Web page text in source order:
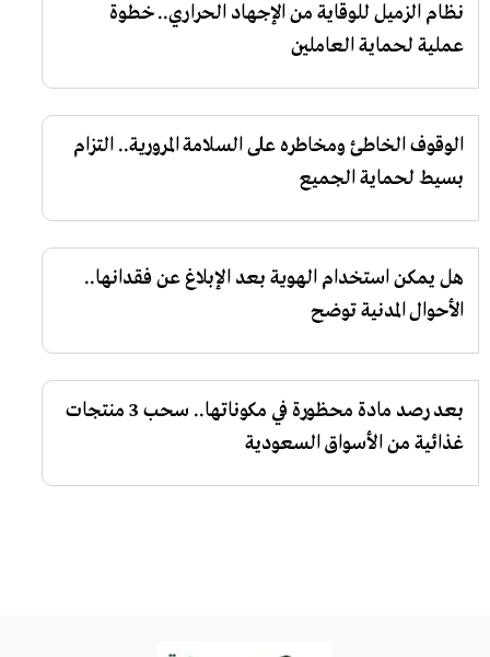
نظام الزميل للوقاية من الإجهاد الحراري.. خطوة
عملية لحماية العاملين
الوقوف الخاطئ ومخاطره على السلامة المرورية.. التزام
بسيط لحماية الجميع
هل يمكن استخدام الهوية بعد الإبلاغ عن فقدانها..
الأحوال المدنية توضح
بعد رصد مادة محظورة في مكوناتها.. سحب 3 منتجات
غذائية من الأسواق السعودية